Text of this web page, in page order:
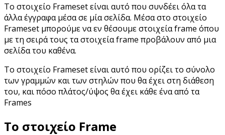
Το στοιχείο Frameset είναι αυτό που συνδέει όλα τα
άλλα έγγραφα μέσα σε μία σελίδα. Μέσα στο στοιχείο
Frameset μπορούμε να εν θέσουμε στοιχεία frame όπου
με τη σειρά τους τα στοιχεία frame προβάλουν από μια
σελίδα του καθένα.
Το στοιχείο Frameset είναι αυτό που ορίζει το σύνολο
των γραμμών και των στηλών που θα έχει στη διάθεση
του, και πόσο πλάτος/ύψος θα έχει κάθε ένα από τα
Frames
Το στοιχείο Frame